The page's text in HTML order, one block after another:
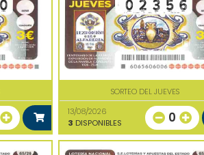
SORTEO DEL JUEVES
13/08/2026
3 DISPONIBLES 0